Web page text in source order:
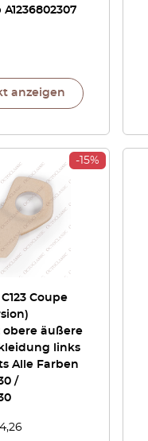
anzeigen
-15%
Coupe
obere äußere
links
Alle Farben
/